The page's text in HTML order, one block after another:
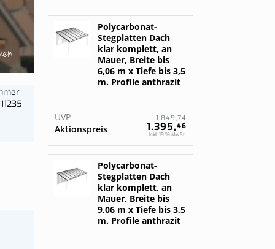
Bestelle jetzt
Polycarbonat-
Stegplatten Dach
klar komplett, an
Mauer, Breite bis
6,06 m x Tiefe bis 3,5
m. Profile anthrazit
Aktionspreis 1.395,46
UVP 1.849,74
Inkl. 19 % MwSt.
Polycarbonat-
Stegplatten Dach
klar komplett, an
Mauer, Breite bis
9,06 m x Tiefe bis 3,5
m. Profile anthrazit